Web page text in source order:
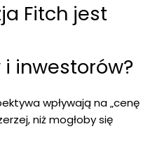
Fitch jest
inwestorów?
wpływają na „cenę
niż mogłoby się